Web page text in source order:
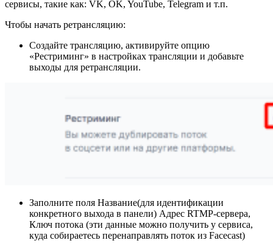
сервисы, такие как: VK, OK, YouTube, Telegram и т.п.
Чтобы начать ретрансляцию:
Создайте трансляцию, активируйте опцию
«Рестриминг» в настройках трансляции и добавьте
выходы для ретрансляции.
Заполните поля Название(для идентификации
конкретного выхода в панели) Адрес RTMP-сервера,
Ключ потока (эти данные можно получить у сервиса,
куда собираетесь перенаправлять поток из Facecast)